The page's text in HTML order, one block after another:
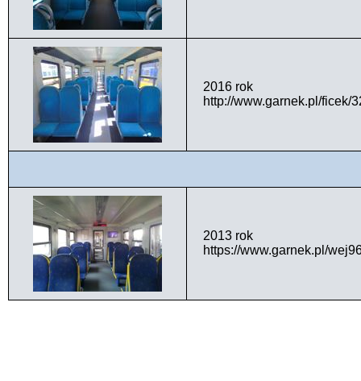
2016 rok
http://www.garnek.pl/ficek/
2013 rok
https://www.garnek.pl/